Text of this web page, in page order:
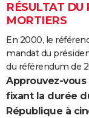
RÉSULTAT
MORTIERS
En 2000, le
mandat du
du référendum de
Approuvez-
fixant la durée
République à